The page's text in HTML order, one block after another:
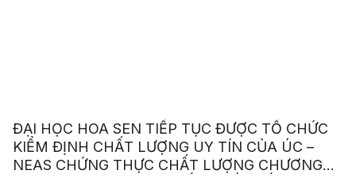
ĐẠI HỌC HOA SEN TIẾP TỤC ĐƯỢC TỔ CHỨC
KIỂM ĐỊNH CHẤT LƯỢNG UY TÍN CỦA ÚC –
NEAS CHỨNG THỰC CHẤT LƯỢNG CHƯƠNG